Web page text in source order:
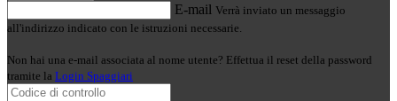
E-mail Verrà inviato un messaggio
all'indirizzo indicato con le istruzioni necessarie.
Non hai una e-mail associata al nome utente? Effettua il reset della password
tramite la Login Spaggiari